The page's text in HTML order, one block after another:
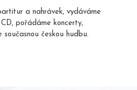
a nahrávek, vydáváme
pořádáme koncerty,
současnou českou hudbu.